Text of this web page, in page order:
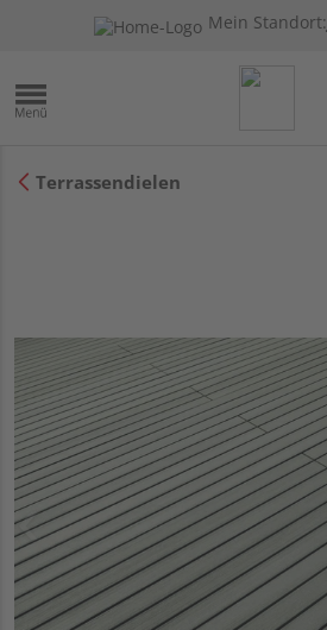
Mein Standort:
Terrassendielen